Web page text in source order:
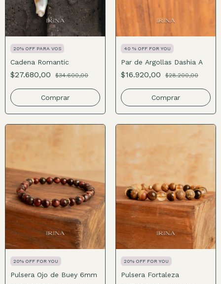
20% OFF PARA VOS
Cadena Romantic
$27.680,00 $34.600,00
Comprar
40 % OFF FOR YOU
Par de Argollas Dashia A
$16.920,00 $28.200,00
Comprar
20% OFF FOR YOU
Pulsera Ojo de Buey 6mm
20% OFF FOR YOU
Pulsera Fortaleza